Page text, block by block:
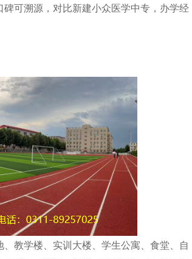
可溯源，对比新建小众医学中专，办学经
教学楼、实训大楼、学生公寓、食堂、自